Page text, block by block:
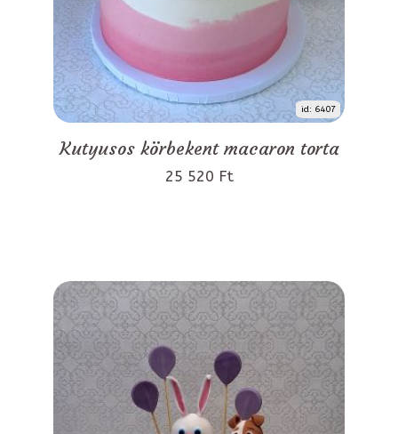
id: 6407
Kutyusos körbekent macaron torta
25 520 Ft